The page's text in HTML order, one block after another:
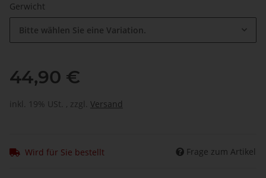
Gerwicht
Bitte wählen Sie eine Variation.
44,90 €
inkl. 19% USt. , zzgl. Versand
Wird für Sie bestellt Frage zum Artikel